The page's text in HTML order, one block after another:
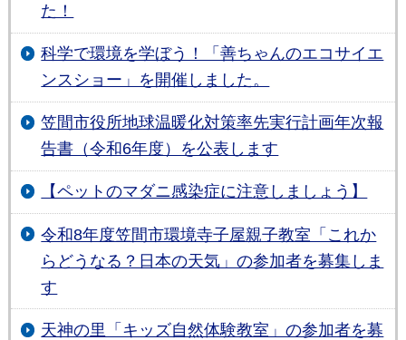
た！
科学で環境を学ぼう！「善ちゃんのエコサイエ
ンスショー」を開催しました。
笠間市役所地球温暖化対策率先実行計画年次報
告書（令和6年度）を公表します
【ペットのマダニ感染症に注意しましょう】
令和8年度笠間市環境寺子屋親子教室「これか
らどうなる？日本の天気」の参加者を募集しま
す
天神の里「キッズ自然体験教室」の参加者を募